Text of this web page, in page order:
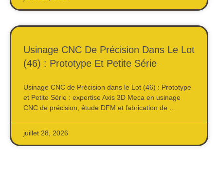
Usinage CNC De Précision Dans Le Lot
(46) : Prototype Et Petite Série
Usinage CNC de Précision dans le Lot (46) : Prototype
et Petite Série : expertise Axis 3D Meca en usinage
CNC de précision, étude DFM et fabrication de …
juillet 28, 2026